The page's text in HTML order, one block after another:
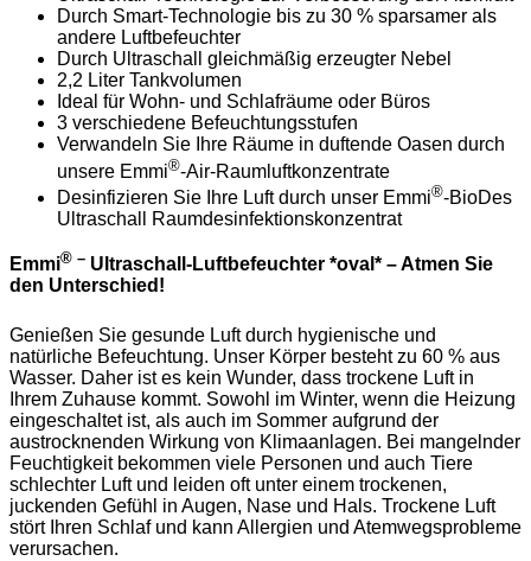
Durch Smart-Technologie bis zu 30 % sparsamer als
andere Luftbefeuchter
Durch Ultraschall gleichmäßig erzeugter Nebel
2,2 Liter Tankvolumen
Ideal für Wohn- und Schlafräume oder Büros
3 verschiedene Befeuchtungsstufen
Verwandeln Sie Ihre Räume in duftende Oasen durch
unsere Emmi®-Air-Raumluftkonzentrate
Desinfizieren Sie Ihre Luft durch unser Emmi®-BioDes
Ultraschall Raumdesinfektionskonzentrat
Emmi® – Ultraschall-Luftbefeuchter *oval* – Atmen Sie
den Unterschied!
Genießen Sie gesunde Luft durch hygienische und
natürliche Befeuchtung. Unser Körper besteht zu 60 % aus
Wasser. Daher ist es kein Wunder, dass trockene Luft in
Ihrem Zuhause kommt. Sowohl im Winter, wenn die Heizung
eingeschaltet ist, als auch im Sommer aufgrund der
austrocknenden Wirkung von Klimaanlagen. Bei mangelnder
Feuchtigkeit bekommen viele Personen und auch Tiere
schlechter Luft und leiden oft unter einem trockenen,
juckenden Gefühl in Augen, Nase und Hals. Trockene Luft
stört Ihren Schlaf und kann Allergien und Atemwegsprobleme
verursachen.